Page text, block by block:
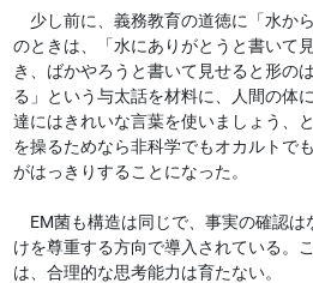
少し前に、義務教育の道徳に「水か
のときは、「水にありがとうと書いて
き、ばかやろうと書いて見せると形の
る」という与太話を材料に、人間の体
達にはきれいな言葉を使いましょう、
を操るためなら非科学でもオカルトで
がはっきりすることになった。
EM菌も構造は同じで、事実の確認は
けを尊重する方向で導入されている。
は、合理的な思考能力は育たない。